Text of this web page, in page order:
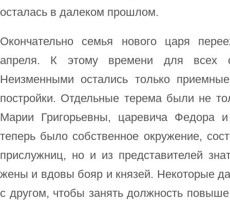
осталась в далеком прошлом.
Окончательно семья нового царя
апреля. К этому времени для всех
Неизменными остались только
постройки. Отдельные терема были не
Марии Григорьевны, царевича Федора
теперь было собственное окружение,
прислужниц, но и из представителей
жены и вдовы бояр и князей. Некоторые
с другом, чтобы занять должность